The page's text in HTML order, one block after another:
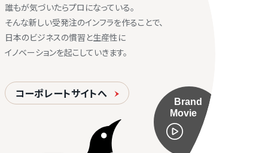
誰もが気づいたらプロになっている。
そんな新しい受発注のインフラを作ることで、
日本のビジネスの慣習と生産性に
イノベーションを起こしていきます。
コーポレートサイトへ
Brand
Movie